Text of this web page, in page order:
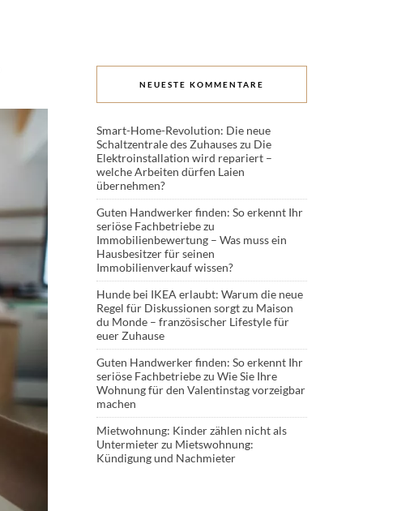
NEUESTE KOMMENTARE
Smart-Home-Revolution: Die neue
Schaltzentrale des Zuhauseszu Die
Elektroinstallation wird repariert –
welche Arbeiten dürfen Laien
übernehmen?
Guten Handwerker finden: So erkennt Ihr
seriöse Fachbetriebezu
Immobilienbewertung – Was muss ein
Hausbesitzer für seinen
Immobilienverkauf wissen?
Hunde bei IKEA erlaubt: Warum die neue
Regel für Diskussionen sorgtzu Maison
du Monde – französischer Lifestyle für
euer Zuhause
Guten Handwerker finden: So erkennt Ihr
seriöse Fachbetriebezu Wie Sie Ihre
Wohnung für den Valentinstag vorzeigbar
machen
Mietwohnung: Kinder zählen nicht als
Untermieterzu Mietswohnung:
Kündigung und Nachmieter